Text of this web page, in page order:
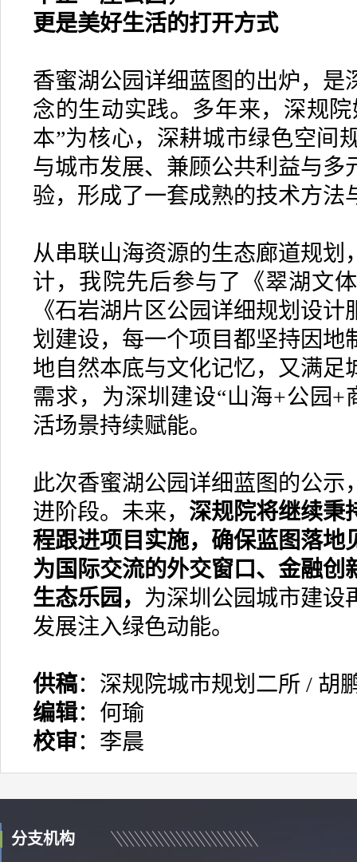
更是美好生活的打开方式
香蜜湖公园详细蓝图的出炉，是
念的生动实践。多年来，深规
本”为核心，深耕城市绿色空间
与城市发展、兼顾公共利益与多
验，形成了一套成熟的技术方法
从串联山海资源的生态廊道规划
计，我院先后参与了《翠湖文
《石岩湖片区公园详细规划设
划建设，每一个项目都坚持因地
地自然本底与文化记忆，又满足
需求，为深圳建设“山海+公园+
活场景持续赋能。
此次香蜜湖公园详细蓝图的公示
进阶段。未来， 深规院将继续秉
程跟进项目实施，确保蓝图落地
为国际交流的外交窗口、金融创
生态乐园 ， 为深圳公园城市建设
发展注入绿色动能。
供稿：深规院城市规划二所 / 胡
编辑：何瑜
校审：李晨
分支机构